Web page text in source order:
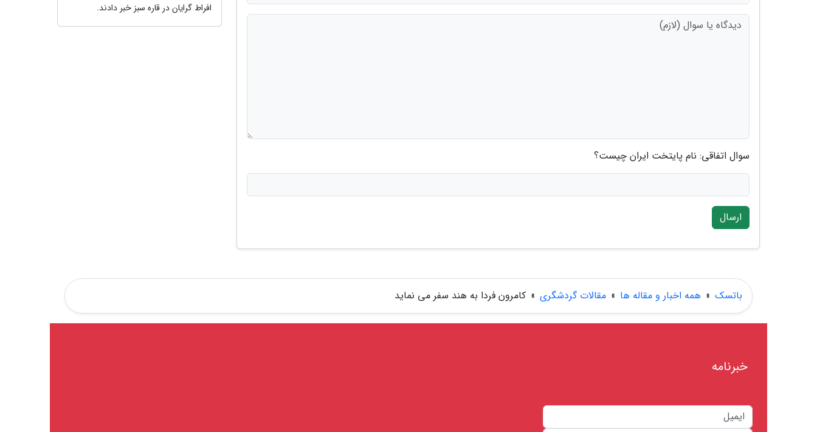
سوال اتفاقی: نام پایتخت ایران چیست؟
ارسال
افراط گرایان در قاره سبز خبر دادند.
باتسک » همه اخبار و مقاله ها » مقالات گردشگری » کامرون فردا به هند سفر می نماید
خبرنامه